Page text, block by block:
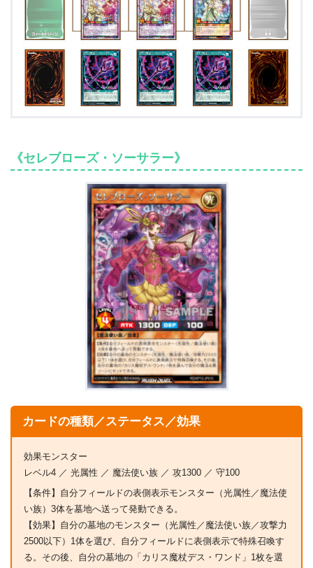
《セレブローズ・ソーサラー》
カードの種類／ステータス／効果
効果モンスター
レベル4 ／ 光属性 ／ 魔法使い族 ／ 攻1300 ／ 守100
【条件】自分フィールドの表側表示モンスター（光属性／魔法使
い族）3体を墓地へ送って発動できる。
【効果】自分の墓地のモンスター（光属性／魔法使い族／攻撃力
2500以下）1体を選び、自分フィールドに表側表示で特殊召喚す
る。その後、自分の墓地の「カリス魔杖デス・ワンド」1枚を選